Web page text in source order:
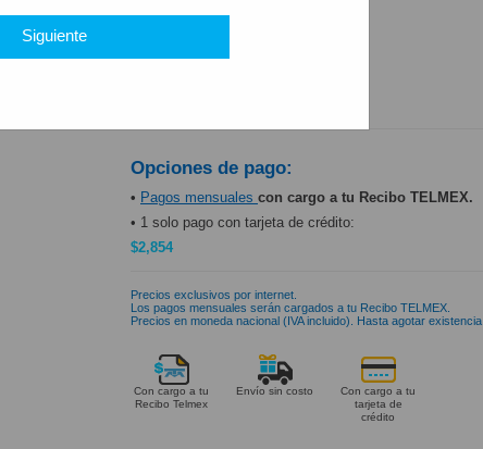
Siguiente
Opciones de pago:
• Pagos mensuales con cargo a tu Recibo TELMEX.
• 1 solo pago con tarjeta de crédito:
$2,854
Precios exclusivos por internet.
Los pagos mensuales serán cargados a tu Recibo TELMEX.
Precios en moneda nacional (IVA incluido). Hasta agotar existencia.
Con cargo a tu
Recibo Telmex
Envío sin costo
Con cargo a tu
tarjeta de
crédito